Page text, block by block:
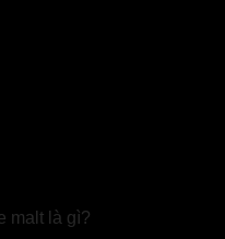
malt là gì?